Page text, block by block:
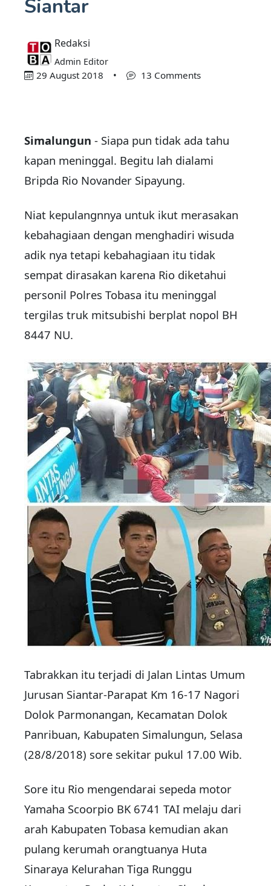
Siantar
Redaksi
Admin Editor
29 August 2018 • 13 Comments
Simalungun - Siapa pun tidak ada tahu
kapan meninggal. Begitu lah dialami
Bripda Rio Novander Sipayung.
Niat kepulangnnya untuk ikut merasakan
kebahagiaan dengan menghadiri wisuda
adik nya tetapi kebahagiaan itu tidak
sempat dirasakan karena Rio diketahui
personil Polres Tobasa itu meninggal
tergilas truk mitsubishi berplat nopol BH
8447 NU.
Tabrakkan itu terjadi di Jalan Lintas Umum
Jurusan Siantar-Parapat Km 16-17 Nagori
Dolok Parmonangan, Kecamatan Dolok
Panribuan, Kabupaten Simalungun, Selasa
(28/8/2018) sore sekitar pukul 17.00 Wib.
Sore itu Rio mengendarai sepeda motor
Yamaha Scoorpio BK 6741 TAI melaju dari
arah Kabupaten Tobasa kemudian akan
pulang kerumah orangtuanya Huta
Sinaraya Kelurahan Tiga Runggu